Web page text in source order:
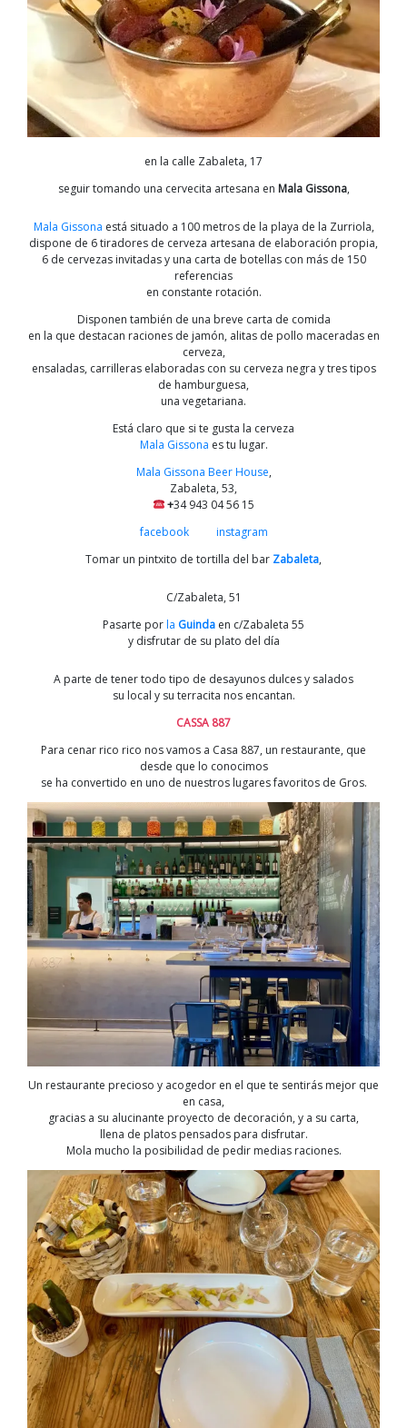
en la calle Zabaleta, 17
seguir tomando una cervecita artesana en Mala Gissona,
Mala Gissona está situado a 100 metros de la playa de la Zurriola,
dispone de 6 tiradores de cerveza artesana de elaboración propia,
6 de cervezas invitadas y una carta de botellas con más de 150
referencias
en constante rotación.
Disponen también de una breve carta de comida
en la que destacan raciones de jamón, alitas de pollo maceradas en
cerveza,
ensaladas, carrilleras elaboradas con su cerveza negra y tres tipos
de hamburguesa,
una vegetariana.
Está claro que si te gusta la cerveza
Mala Gissona es tu lugar.
Mala Gissona Beer House,
Zabaleta, 53,
+34 943 04 56 15
facebook
instagram
Tomar un pintxito de tortilla del bar Zabaleta,
C/Zabaleta, 51
Pasarte porla Guinda en c/Zabaleta 55
y disfrutar de su plato del día
A parte de tener todo tipo de desayunos dulces y salados
su local y su terracita nos encantan.
CASSA 887
Para cenar rico rico nos vamos a Casa 887, un restaurante, que
desde que lo conocimos
se ha convertido en uno de nuestros lugares favoritos de Gros.
Un restaurante precioso y acogedor en el que te sentirás mejor que
en casa,
gracias a su alucinante proyecto de decoración, y a su carta,
llena de platos pensados para disfrutar.
Mola mucho la posibilidad de pedir medias raciones.